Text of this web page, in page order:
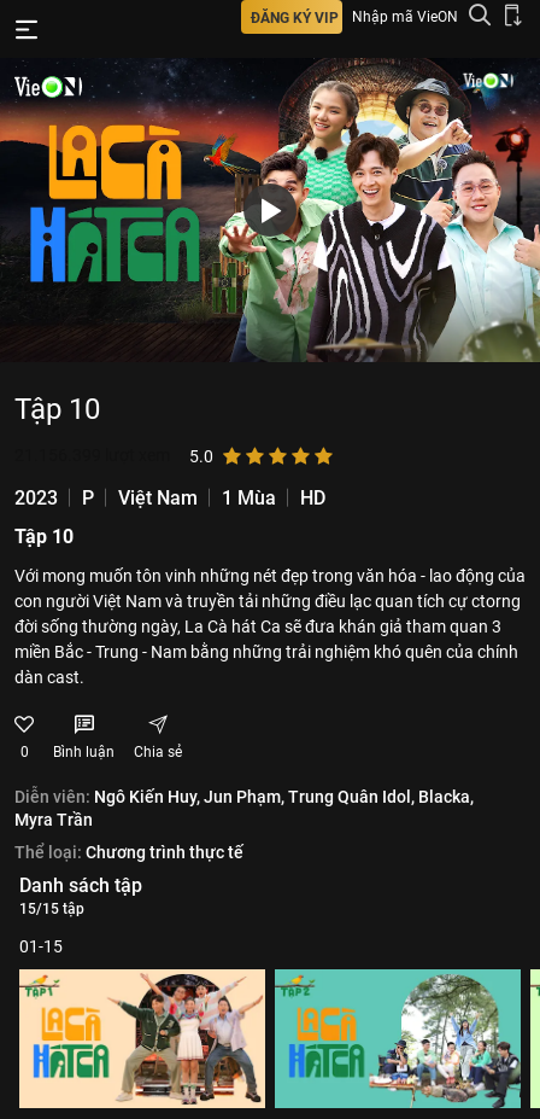
ĐĂNG KÝ VIP Nhập mã VieON
Tập 10
5.0
2023 P Việt Nam 1 Mùa
HD
Tập 10
Với mong muốn tôn vinh những nét đẹp trong văn hóa - lao động của
con người Việt Nam và truyền tải những điều lạc quan tích cự ctorng
đời sống thường ngày, La Cà hát Ca sẽ đưa khán giả tham quan 3
miền Bắc - Trung - Nam bằng những trải nghiệm khó quên của chính
dàn cast.
0 Bình luận Chia sẻ
Diễn viên: Ngô Kiến Huy,Jun Phạm,Trung Quân Idol, Blacka,
Myra Trần
Thể loại: Chương trình thực tế
Danh sách tập
15/15 tập
01-15